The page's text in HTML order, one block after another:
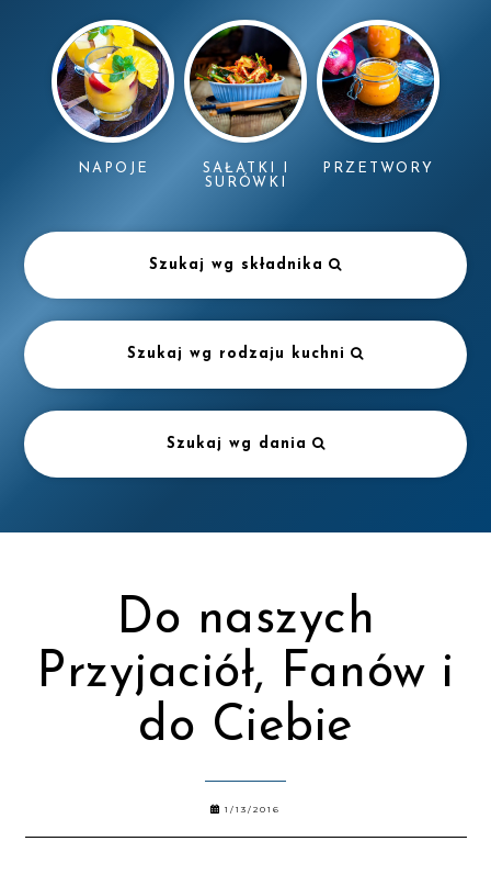
NAPOJE
SAŁATKI I
SURÓWKI
PRZETWORY
Szukaj wg składnika
Szukaj wg rodzaju kuchni
Szukaj wg dania
Do naszych
Przyjaciół, Fanów i
do Ciebie
1/13/2016